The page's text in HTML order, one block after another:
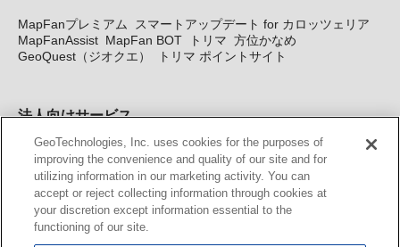
MapFanプレミアム
スマートアップデート for カロッツェリア
MapFanAssist MapFan BOT トリマ 方位かなめ
GeoQuest（ジオクエ）
トリマ ポイントサイト
法人向けサービス
法人向け地図・位置情報サービス WEBサイト・システム向け地
図API Windows PC向け地図開発キット MapFan DB 住所確認
サービス
MAP WORLD+ トリマ広告 Geo-Research
カーナビ地図更新サービス
GeoTechnologies, Inc. uses cookies for the purposes of
improving the convenience and quality of our site and for
utilizing information in our marketing activity. You can
accept or reject collecting information through cookies at
your discretion except information essential to the
functioning of our site.